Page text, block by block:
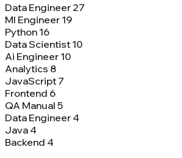
Data Engineer 27
Ml Engineer 19
Python 16
Data Scientist 10
Ai Engineer 10
Analytics 8
JavaScript 7
Frontend 6
QA Manual 5
Data Engineer 4
Java 4
Backend 4